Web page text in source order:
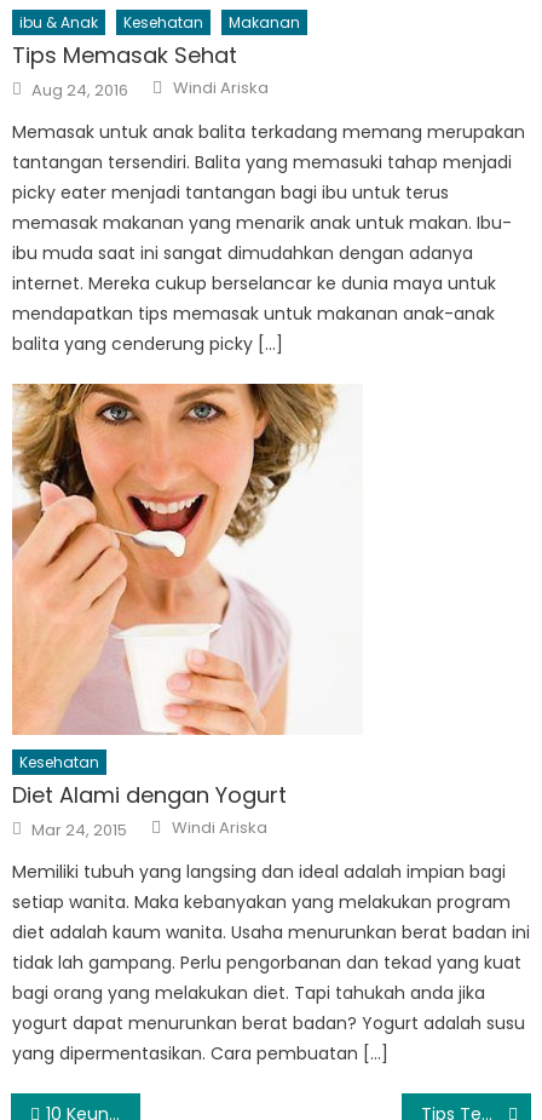
ibu & Anak Kesehatan Makanan
Tips Memasak Sehat
Posted
on
Aug 24, 2016 Author
Windi Ariska
Memasak untuk anak balita terkadang memang merupakan
tantangan tersendiri. Balita yang memasuki tahap menjadi
picky eater menjadi tantangan bagi ibu untuk terus
memasak makanan yang menarik anak untuk makan. Ibu-
ibu muda saat ini sangat dimudahkan dengan adanya
internet. Mereka cukup berselancar ke dunia maya untuk
mendapatkan tips memasak untuk makanan anak-anak
balita yang cenderung picky […]
Kesehatan
Diet Alami dengan Yogurt
Posted
on
Mar 24, 2015 Author
Windi Ariska
Memiliki tubuh yang langsing dan ideal adalah impian bagi
setiap wanita. Maka kebanyakan yang melakukan program
diet adalah kaum wanita. Usaha menurunkan berat badan ini
tidak lah gampang. Perlu pengorbanan dan tekad yang kuat
bagi orang yang melakukan diet. Tapi tahukah anda jika
yogurt dapat menurunkan berat badan? Yogurt adalah susu
yang dipermentasikan. Cara pembuatan […]
10 Keuntungan Dan Kerugian Bisnis Online Tips Temukan Toko Online Terpercaya Dengan Mudah